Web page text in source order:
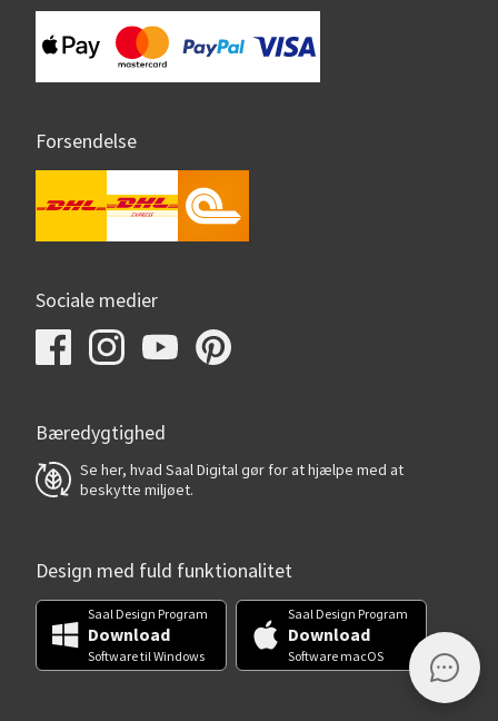
Forsendelse
Sociale medier
Bæredygtighed
Se her, hvad Saal Digital gør for at hjælpe med at
beskytte miljøet.
Design med fuld funktionalitet
Saal Design Program
Download
Software til Windows
Saal Design Program
Download
Software macOS